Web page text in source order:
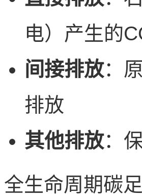
电）产生的
间接排放：
排放
其他排放：
全生命周期碳